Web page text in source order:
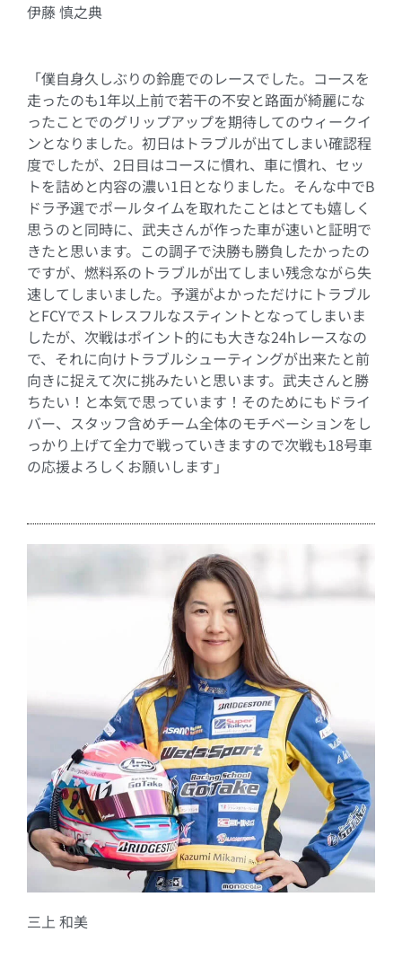
伊藤 慎之典
「僕自身久しぶりの鈴鹿でのレースでした。コースを
走ったのも1年以上前で若干の不安と路面が綺麗にな
ったことでのグリップアップを期待してのウィークイ
ンとなりました。初日はトラブルが出てしまい確認程
度でしたが、 2日目はコースに慣れ、車に慣れ、セッ
トを詰めと内容の濃い1日となりました。そんな中でB
ドラ予選でポールタイムを取れたことはとても嬉しく
思うのと同時に、武夫さんが作った車が速いと証明で
きたと思います。この調子で決勝も勝負したかったの
ですが、燃料系のトラブルが出てしまい残念ながら失
速してしまいました。予選がよかっただけにトラブル
とFCYでストレスフルなスティントとなってしまいま
したが、次戦はポイント的にも大きな24hレースなの
で、それに向けトラブルシューティングが出来たと前
向きに捉えて次に挑みたいと思います。武夫さんと勝
ちたい！と本気で思っています！そのためにもドライ
バー、スタッフ含めチーム全体のモチベーションをし
っかり上げて全力で戦っていきますので次戦も18号車
の応援よろしくお願いします」
三上 和美